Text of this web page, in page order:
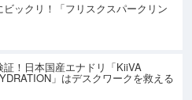
ックリ！「フリスクスパークリン
！日本国産エナドリ「KiiVA
」はデスクワークを救える